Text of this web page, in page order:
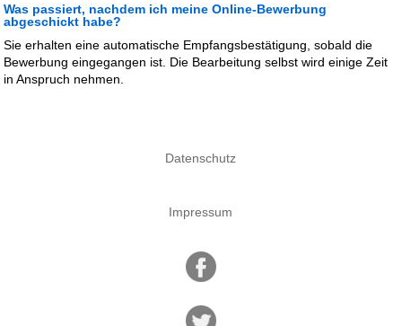
Was passiert, nachdem ich meine Online-Bewerbung
abgeschickt habe?
Sie erhalten eine automatische Empfangsbestätigung, sobald die
Bewerbung eingegangen ist. Die Bearbeitung selbst wird einige Zeit
in Anspruch nehmen.
Datenschutz
Impressum